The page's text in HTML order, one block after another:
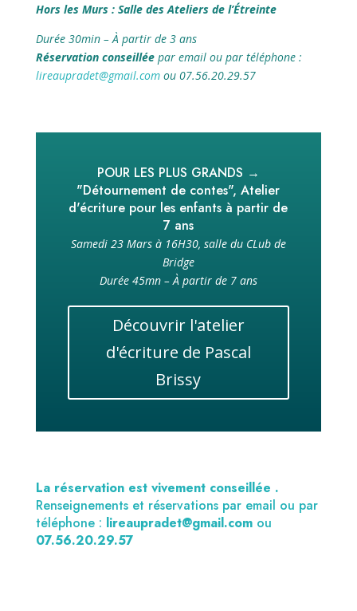
Hors les Murs : Salle des Ateliers de l’Étreinte
Durée 30min – À partir de 3 ans
Réservation conseilléepar email ou par téléphone :
lireaupradet@gmail.comou 07.56.20.29.57
POUR LES PLUS GRANDS →
"Détournement de contes", Atelier
d'écriture pour les enfants à partir de
7 ans
Samedi 23 Mars à 16H30, salle du CLub de
Bridge
Durée 45mn – À partir de 7 ans
Découvrir l'atelier
d'écriture de Pascal
Brissy
La réservation est vivement conseillée .
Renseignements et réservations par email ou par
téléphone : lireaupradet@gmail.comou
07.56.20.29.57